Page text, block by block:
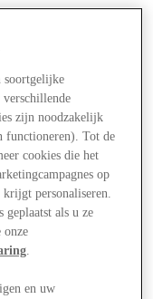
soortgelijke
zijn noodzakelijk
functioneren). Tot de
cookies die het
op
krijgt personaliseren.
geplaatst als u ze
onze
.
en uw